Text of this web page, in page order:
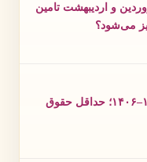
و اردیبهشت تامین
می‌شود؟
صدور حکم حقوقی نومعلمان ۱۴۰۵–۱۴۰۶؛ حداقل حقوق